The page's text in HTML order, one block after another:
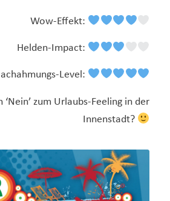
Wow-Effekt:
Helden-Impact:
Level:
‘Nein’ zum Urlaubs-Feeling in der
Innenstadt?